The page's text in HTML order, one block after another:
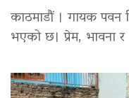
काठमाडौं । गायक पवन
भएको छ। प्रेम, भावना र